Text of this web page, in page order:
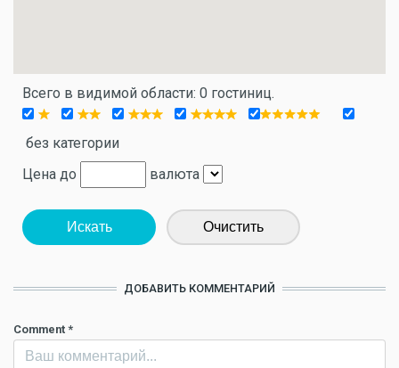
Всего в видимой области: 0 гостиниц.
без категории
Цена до
валюта
Искать Очистить
ДОБАВИТЬ КОММЕНТАРИЙ
Comment *